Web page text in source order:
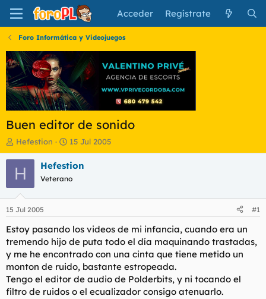
Acceder Regístrate
Foro Informática y Videojuegos
Buen editor de sonido
I
n
i
c
a
d
o
r
e
t
e
m
Hefestion
F
e
c
a
i
n
c
i
o
15 Jul 2005
H Hefestion
Veterano
15 Jul 2005 #1
Estoy pasando los videos de mi infancia, cuando era un
tremendo hijo de puta todo el día maquinando trastadas,
y me he encontrado con una cinta que tiene metido un
monton de ruido, bastante estropeada.
Tengo el editor de audio de Polderbits, y ni tocando el
filtro de ruidos o el ecualizador consigo atenuarlo.